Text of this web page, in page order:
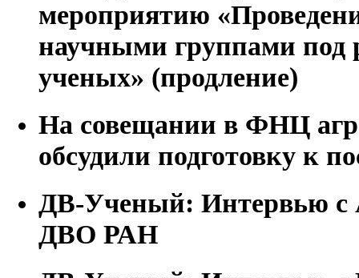
мероприятию
научными группами под
ученых» (продление)
На совещании в ФНЦ
обсудили подготовку к
ДВ-Ученый: Интервью
ДВО РАН